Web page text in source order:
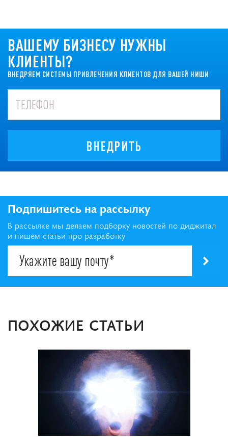
ВАШЕМУ БИЗНЕСУ НУЖНЫ
КЛИЕНТЫ?
ВНЕДРЯЕМ СИСТЕМЫ ПРИВЛЕЧЕНИЯ КЛИЕНТОВ ДЛЯ ВАШЕЙ НИШИ
ВНЕДРИТЬ
Подпишитесь на рассылку
В рассылке мы делаем подборку новостей по диджитал
и пишем статьи про разработку
ПОХОЖИЕ СТАТЬИ